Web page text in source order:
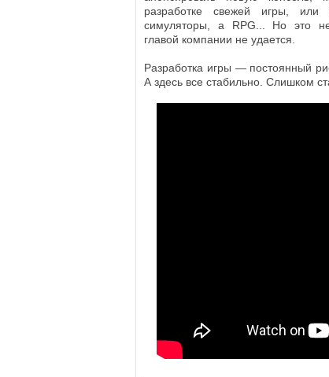
разработке свежей игры, или
симуляторы, a RPG... Но это не
главой компании не удается.
Разработка игры — постоянный
А здесь все стабильно. Слишком